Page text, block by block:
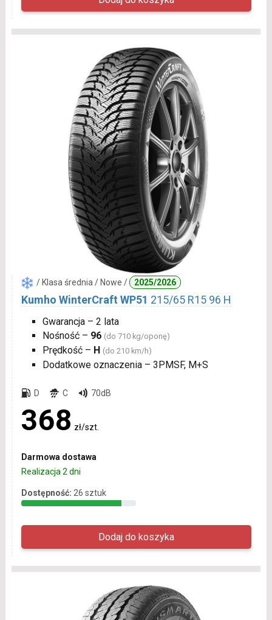
/ Klasa średnia / Nowe / 2025/2026
Kumho WinterCraft WP51 215/65 R15 96 H
Gwarancja – 2 lata
Nośność – 96 (do 710 kg/oponę)
Prędkość – H (do 210 km/h)
Dodatkowe oznaczenia – 3PMSF, M+S
D C 70dB
368 zł/szt.
Darmowa dostawa
Realizacja 2 dni
Dostępność: 26 sztuk